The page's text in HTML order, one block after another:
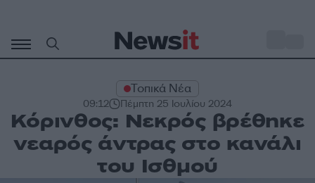
περιεχόμενο
Τοπικά Νέα
09:12 Πέμπτη 25 Ιουλίου 2024
Κόρινθος: Νεκρός βρέθηκε
νεαρός άντρας στο κανάλι
του Ισθμού